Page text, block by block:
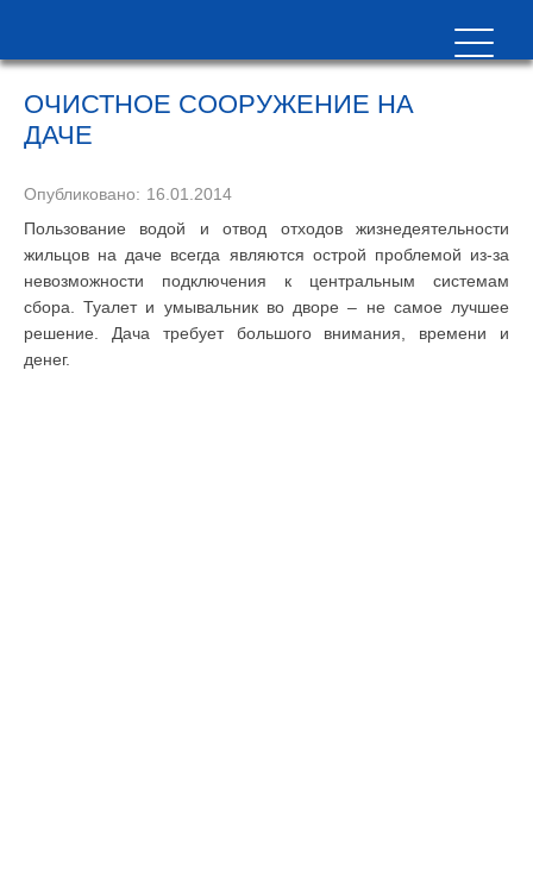
ОЧИСТНОЕ СООРУЖЕНИЕ НА
ДАЧЕ
Опубликовано: 16.01.2014
Пользование водой и отвод отходов жизнедеятельности
жильцов на даче всегда являются острой проблемой из-за
невозможности подключения к центральным системам
сбора. Туалет и умывальник во дворе – не самое лучшее
решение. Дача требует большого внимания, времени и
денег.